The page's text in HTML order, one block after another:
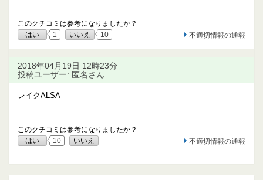
このクチコミは参考になりましたか？
はい
1 いいえ 10 不適切情報の通報
2018年04月19日 12時23分
投稿ユーザー: 匿名さん
レイクALSA
このクチコミは参考になりましたか？
はい
10 いいえ 不適切情報の通報